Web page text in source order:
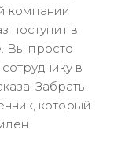
компании
поступит в
Вы просто
в
Забрать
который